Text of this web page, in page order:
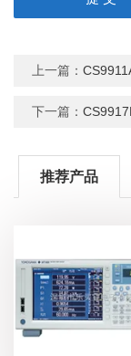
上一篇：
下一篇：
推荐产品